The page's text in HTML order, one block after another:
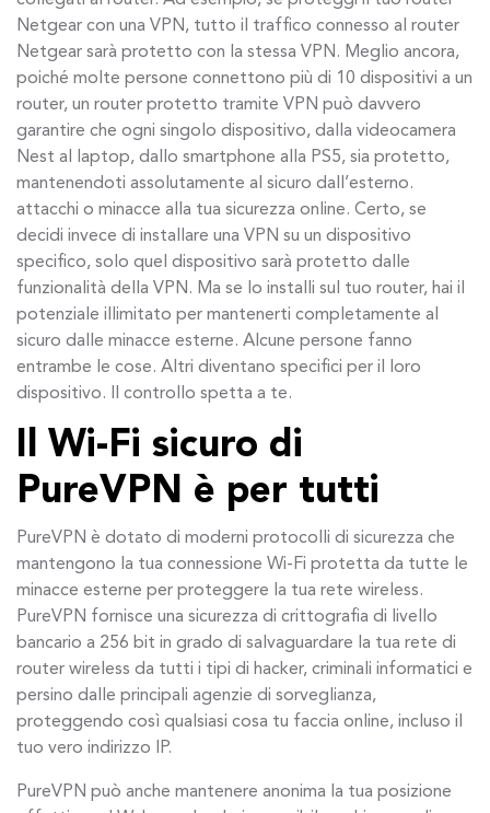
Netgear con una VPN, tutto il traffico connesso al router
Netgear sarà protetto con la stessa VPN. Meglio ancora,
poiché molte persone connettono più di 10 dispositivi a un
router, un router protetto tramite VPN può davvero
garantire che ogni singolo dispositivo, dalla videocamera
Nest al laptop, dallo smartphone alla PS5, sia protetto,
mantenendoti assolutamente al sicuro dall’esterno.
attacchi o minacce alla tua sicurezza online. Certo, se
decidi invece di installare una VPN su un dispositivo
specifico, solo quel dispositivo sarà protetto dalle
funzionalità della VPN. Ma se lo installi sul tuo router, hai il
potenziale illimitato per mantenerti completamente al
sicuro dalle minacce esterne. Alcune persone fanno
entrambe le cose. Altri diventano specifici per il loro
dispositivo. Il controllo spetta a te.
Il Wi-Fi sicuro di
PureVPN è per tutti
PureVPN è dotato di moderni protocolli di sicurezza che
mantengono la tua connessione Wi-Fi protetta da tutte le
minacce esterne per proteggere la tua rete wireless.
PureVPN fornisce una sicurezza di crittografia di livello
bancario a 256 bit in grado di salvaguardare la tua rete di
router wireless da tutti i tipi di hacker, criminali informatici e
persino dalle principali agenzie di sorveglianza,
proteggendo così qualsiasi cosa tu faccia online, incluso il
tuo vero indirizzo IP.
PureVPN può anche mantenere anonima la tua posizione